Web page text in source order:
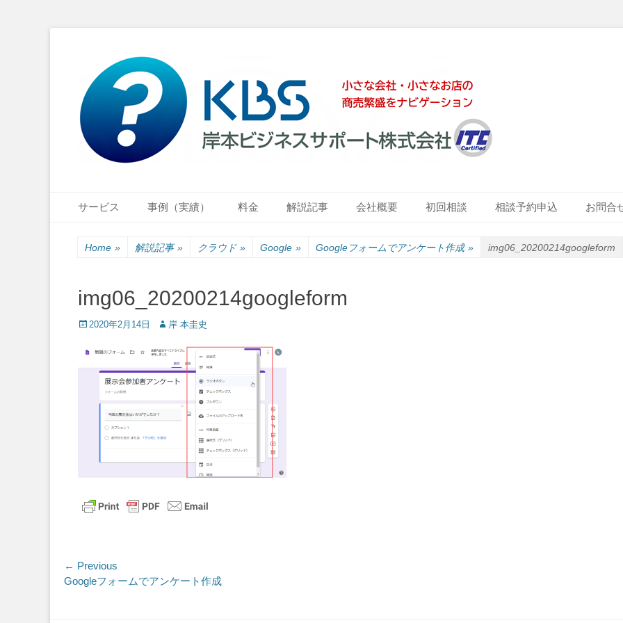
岸本ビジネスサポート株式会社
小さな会社・小さなお店のIT経営をナビゲーション
Primary Menu
サービス 事例（実績） 料金 解説記事 会社概要 初回相談 相談予約申込 お問合
Home » 解説記事 » クラウド » Google » Googleフォームでアンケート作成 » img06_20200214googleform
img06_20200214googleform
Posted
2020年2月14日 Author
岸 本圭史
投
稿
← Previous
Previous
Googleフォームでアンケート作成